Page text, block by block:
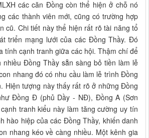
các căn Đồng còn thể hiện ở chỗ nó
các thành viên mới, cũng có trường hợp
cũ. Chi tiết này thể hiện rất rõ tài năng tổ
triển mạng lưới của các Đồng Thầy. Đó
tính cạnh tranh giữa các hội. Thậm chí để
nhiều Đồng Thầy sẵn sàng bỏ tiền làm lễ
nhang đó có nhu cầu làm lễ trình Đồng
Hiện tượng này thấy rất rõ ở những Đồng
Đồng Đ (phủ Dầy - NĐ), Đồng A (Sơn
tranh kiểu này làm tăng cường uy tín
hào hiệp của các Đồng Thầy, khiến danh
nhang kéo về càng nhiều. Một kênh gia